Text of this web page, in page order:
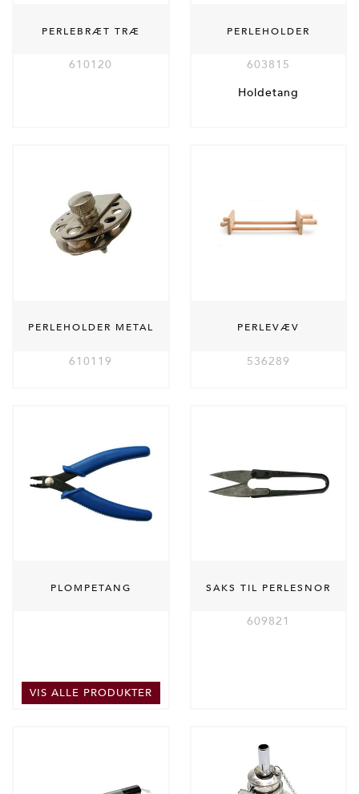
PERLEBRÆT TRÆ
610120
PERLEHOLDER
603815
Holdetang
PERLEHOLDER METAL
610119
PERLEVÆV
536289
PLOMPETANG
VIS ALLE PRODUKTER
SAKS TIL PERLESNOR
609821